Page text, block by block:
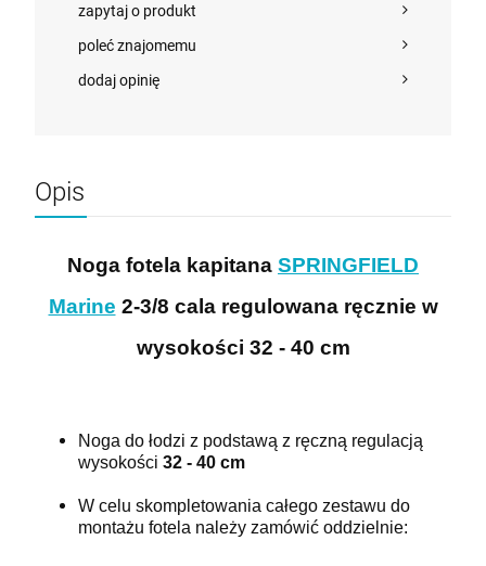
blokadą obrotu pod nogę fotela 2-3/8 cala
zapytaj o produkt
poleć znajomemu
dodaj opinię
Opis
Noga fotela kapitana SPRINGFIELD
Marine 2-3/8 cala regulowana ręcznie w
wysokości 32 - 40 cm
Noga do łodzi z podstawą z ręczną regulacją
wysokości 32 - 40 cm
W celu skompletowania całego zestawu do
montażu fotela należy zamówić oddzielnie: